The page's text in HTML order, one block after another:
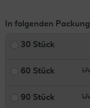
In folgenden
30 Stück
60 Stück
90 Stück